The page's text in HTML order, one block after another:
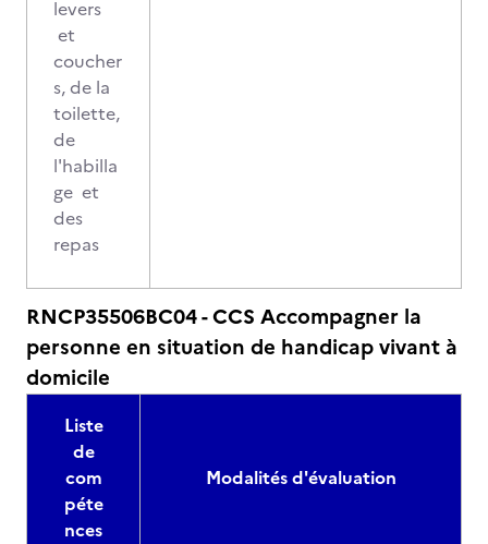
levers
et
coucher
s, de la
toilette,
de
l'habilla
ge et
des
repas
RNCP35506BC04 - CCS Accompagner la
personne en situation de handicap vivant à
domicile
Liste
de
com
péte
nces
Modalités d'évaluation